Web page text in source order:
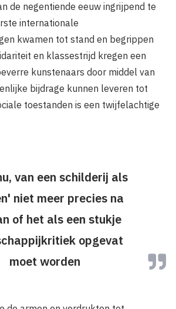
de negentiende eeuw ingrijpend te
internationale
kwamen tot stand en begrippen
en klassestrijd kregen een
kunstenaars door middel van
bijdrage kunnen leveren tot
toestanden is een twijfelachtige
van een schilderij als
niet meer precies na
of het als een stukje
opgevat
moet worden